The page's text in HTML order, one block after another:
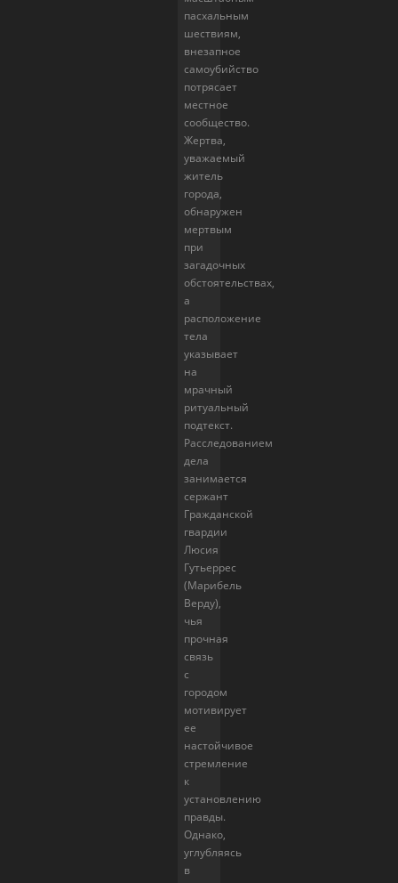
пасхальным
шествиям,
внезапное
самоубийство
потрясает
местное
сообщество.
Жертва,
уважаемый
житель
города,
обнаружен
мертвым
при
загадочных
обстоятельствах,
а
расположение
тела
указывает
на
мрачный
ритуальный
подтекст.
Расследованием
дела
занимается
сержант
Гражданской
гвардии
Люсия
Гутьеррес
(Марибель
Верду),
чья
прочная
связь
с
городом
мотивирует
ее
настойчивое
стремление
к
установлению
правды.
Однако,
углубляясь
в